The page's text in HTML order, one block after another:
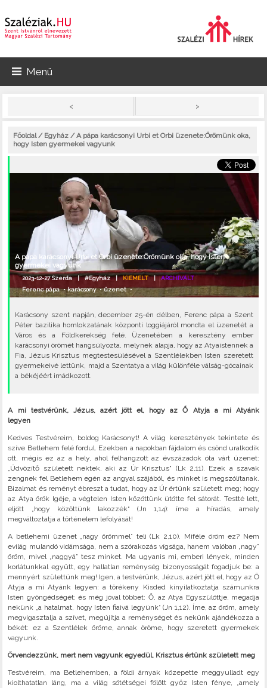
Menü
< >
Főoldal/ Egyház / A pápa karácsonyi Urbi et Orbi üzenete:Örömünk oka,
hogy Isten gyermekei vagyunk
A pápa karácsonyi Urbi et Orbi üzenete:Örömünk oka, hogy Isten
gyermekei vagyunk
2023-12-27 Szerda |#Egyház|KIEMELT|ARCHIVÁLT
Ferenc pápa•karácsony•üzenet•
Karácsony szent napján, december 25-én délben, Ferenc pápa a Szent
Péter bazilika homlokzatának központi loggiájáról mondta el üzenetét a
Város és a Földkerekség felé. Üzenetében a keresztény ember
karácsonyi örömét hangsúlyozta, melynek alapja, hogy az Atyaistennek a
Fia, Jézus Krisztus megtestesülésével a Szentlélekben Isten szeretett
gyermekeivé lettünk, majd a Szentatya a világ különféle válság-gócainak
a békéjéért imádkozott.
A mi testvérünk, Jézus, azért jött el, hogy az Ő Atyja a mi Atyánk
legyen
Kedves Testvéreim, boldog Karácsonyt! A világ keresztények tekintete és
szíve Betlehem felé fordul. Ezekben a napokban fájdalom és csönd uralkodik
ott, mégis ez az a hely, ahol felhangzott az évszázadok óta várt üzenet:
„Üdvözítő született nektek, aki az Úr Krisztus“ (Lk 2,11). Ezek a szavak
zengnek fel Betlehem egén az angyal szájából, és minket is megszólítanak.
Bizalmat és reményt ébreszt a tudat, hogy az Úr értünk született meg; hogy
az Atya örök Igéje, a végtelen Isten közöttünk ütötte fel sátorát. Testté lett,
eljött „hogy közöttünk lakozzék“ (Jn 1,14): íme a híradás, amely
megváltoztatja a történelem lefolyását!
A betlehemi üzenet „nagy örömmel” teli (Lk 2,10). Miféle öröm ez? Nem
evilág mulandó vidámsága, nem a szórakozás vígsága, hanem valóban „nagy”
öröm, mivel „naggyá” tesz minket. Ma ugyanis mi, emberi lények, minden
korlátunkkal együtt, egy hallatlan reménység bizonyosságát fogadjuk be: a
mennyért születtünk meg! Igen, a testvérünk, Jézus, azért jött el, hogy az Ő
Atyja a mi Atyánk legyen: a törékeny Kisded kinyilatkoztatja számunkra
Isten gyöngédségét; és még jóval többet: Ő, az Atya Egyszülöttje, megadja
nekünk „a hatalmat, hogy Isten fiaivá legyünk“ (Jn 1,12). Íme, az öröm, amely
megvigasztalja a szívet, megújítja a reménységet és nekünk ajándékozza a
békét: ez a Szentlélek öröme, annak öröme, hogy szeretett gyermekek
vagyunk.
Örvendezzünk, mert nem vagyunk egyedül, Krisztus értünk született meg
Testvéreim, ma Betlehemben, a földi árnyak közepette meggyulladt egy
kiolthatatlan láng, ma a világ sötétségei fölött győz Isten fénye, „amely